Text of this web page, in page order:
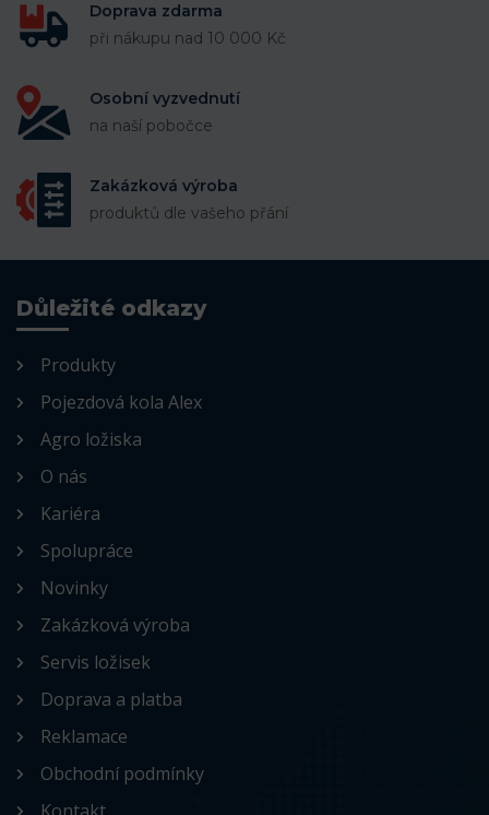
Doprava zdarma
při nákupu nad 10 000 Kč
Osobní vyzvednutí
na naší pobočce
Zakázková výroba
produktů dle vašeho přání
Důležité odkazy
Produkty
Pojezdová kola Alex
Agro ložiska
O nás
Kariéra
Spolupráce
Novinky
Zakázková výroba
Servis ložisek
Doprava a platba
Reklamace
Obchodní podmínky